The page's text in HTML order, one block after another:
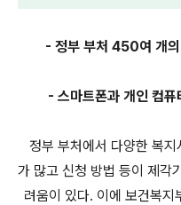
- 정부 부처 450여 개
- 스마트폰과 개인 컴
정부 부처에서 다양한 복
가 많고 신청 방법 등이 제각
려움이 있다. 이에 보건복